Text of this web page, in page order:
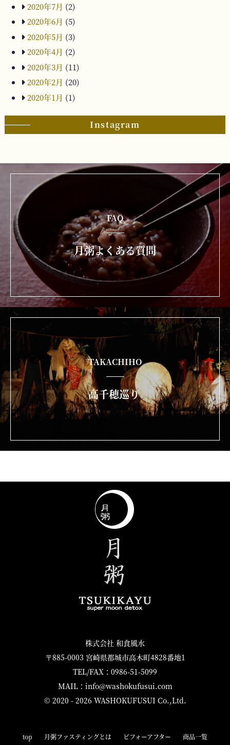
2020年7月 (2)
2020年6月 (5)
2020年5月 (3)
2020年4月 (2)
2020年3月 (11)
2020年2月 (20)
2020年1月 (1)
Instagram
FAQ
月粥よくある質問
TAKACHIHO
高千穂巡り
株式会社 和食風水
〒885-0003 宮崎県都城市高木町4828番地1
TEL/FAX：0986-51-5099
MAIL：info@washokufusui.com
© 2020 - 2026 WASHOKUFUSUI Co.,Ltd.
top 月粥ファスティングとは ビフォーアフター 商品一覧